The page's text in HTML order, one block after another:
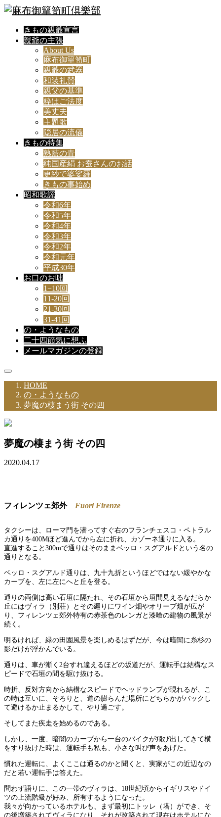
きもの親爺宣言
親爺の主張
About Us
麻布御簞笥町
親爺の武器
和装礼賛
親父の基準
粋はご法度
美丈夫
主題歌
隠居の流儀
きもの特集
熟藍の青
純国産絹 お蚕さんのお話
更紗で婆娑羅
きもの事始め
昭和歌謡
令和6年
令和5年
令和4年
令和3年
令和2年
令和元年
平成30年
お口のお咄
1−10回
11-20回
21-30回
31-41回
の・ようなもの
二十四節気に想ふ
メールマガジンの登録
HOME
の・ようなもの
夢魔の棲まう街 その四
夢魔の棲まう街 その四
2020.04.17
フィレンツェ郊外 Fuori Firenze
タクシーは、ローマ門を潜ってすぐ右のフランチェスコ・ペトラル
カ通りを400Mほど進んでから左に折れ、カゾーネ通りに入る。
直進すること300mで通りはそのままベッロ・スグアルドという名の
通りとなる。
ベッロ・スグアルド通りは、九十九折というほどではない緩やかな
カーブを、左に左にへと丘を登る。
通りの両側は高い石垣に隔たれ、その石垣から垣間見えるなだらか
丘にはヴィラ（別荘）とその廻りにワイン畑やオリーブ畑が広が
り、フィレンツェ郊外特有の赤茶色のレンガと漆喰の建物の風景が
続く。
明るければ、緑の田園風景を楽しめるはずだが、今は暗闇に糸杉の
影だけが浮かんでいる。
通りは、車が漸く2台すれ違えるほどの坂道だが、運転手は結構なス
ピードで石垣の間を駆け抜ける。
時折、反対方向から結構なスピードでヘッドランプが現れるが、こ
の時は互いに、そろりと、道の膨らんだ場所にどちらかがバックし
て避けるか止まるかして、やり過ごす。
そしてまた疾走を始めるのである。
しかし、一度、暗闇のカーブから一台のバイクが飛び出してきて横
をすり抜けた時は、運転手も私も、小さな叫び声をあげた。
慣れた運転に、よくここは通るのかと聞くと、実家がこの近辺なの
だと若い運転手は答えた。
問わず語りに、この一帯のヴィラは、18世紀頃からイギリスやドイ
ツの上流階級が好み、所有するようになった。
我々が向かっているホテルも、まず最初にトッレ（塔）ができ、そ
の後増築されてヴィラになり、それが改築されて現在はホテルにな